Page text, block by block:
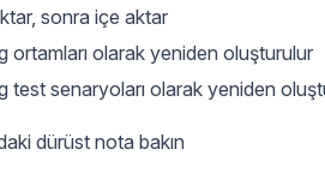
sonra içe aktar
ortamları olarak yeniden oluşturulur
test senaryoları olarak yeniden
dürüst nota bakın